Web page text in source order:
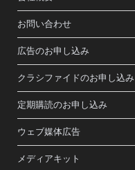
お問い合わせ
広告のお申し込み
クラシファイドのお申し込み
定期購読のお申し込み
ウェブ媒体広告
メディアキット